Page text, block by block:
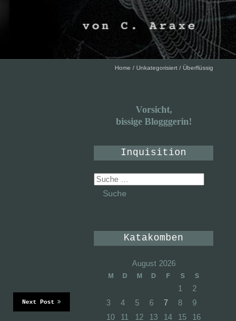
Home / Unkategorisiert / Überflüssig
Next Post
Vorsicht,
bissige Blogggerin!
Inquisition
Suche
nach:
Katakomben
August 2026
M D M D F S S
1
2
3
4 5 6 7 8
9
10
11 12 13 14 15
16